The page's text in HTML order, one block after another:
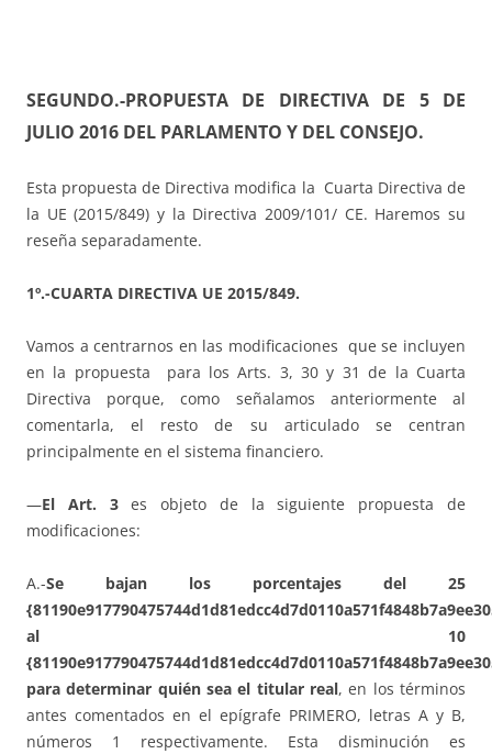
SEGUNDO.-PROPUESTA DE DIRECTIVA DE 5 DE
JULIO 2016 DEL PARLAMENTO Y DEL CONSEJO.
Esta propuesta de Directiva modifica la Cuarta Directiva de
la UE (2015/849) y la Directiva 2009/101/ CE. Haremos su
reseña separadamente.
1º.-CUARTA DIRECTIVA UE 2015/849.
Vamos a centrarnos en las modificaciones que se incluyen
en la propuesta para los Arts. 3, 30 y 31 de la Cuarta
Directiva porque, como señalamos anteriormente al
comentarla, el resto de su articulado se centran
principalmente en el sistema financiero.
—El Art. 3es objeto de la siguiente propuesta de
modificaciones:
A.-Se bajan los porcentajes del 25
al 10
para determinar quién sea el titular real, en los términos
antes comentados en el epígrafe PRIMERO, letras A y B,
números 1 respectivamente. Esta disminución es